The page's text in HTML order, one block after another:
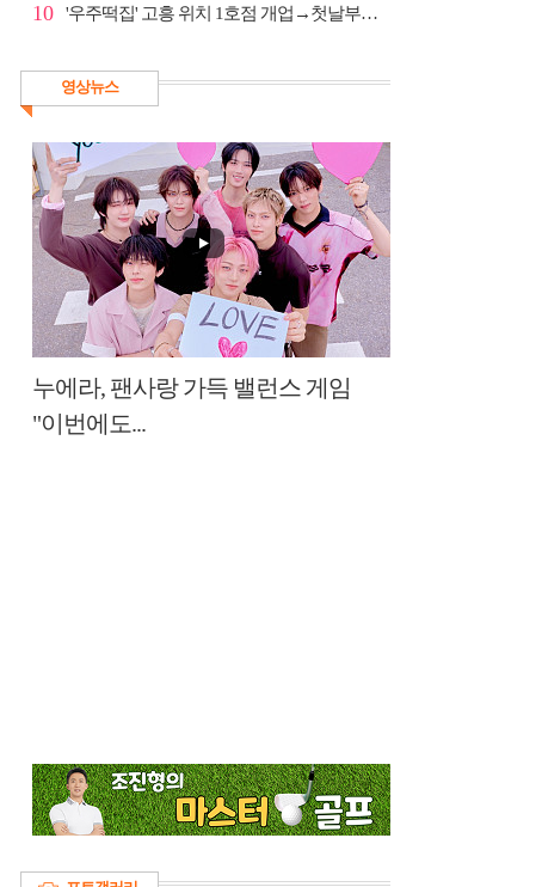
10 '우주떡집' 고흥 위치 1호점 개업→첫날부터 大위기
영상뉴스
누에라, 팬사랑 가득 밸런스 게임
"이번에도...